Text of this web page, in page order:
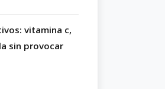
vitamina c,
sin provocar